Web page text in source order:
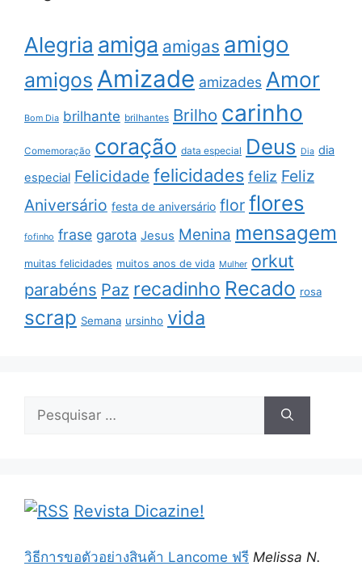
Alegria amiga amigas amigo
amigos Amizade amizades Amor
Bom Dia brilhante brilhantes Brilho carinho
Comemoração coração data especial Deus Dia dia
especial Felicidade felicidades feliz Feliz
Aniversário festa de aniversário flor flores
fofinho frase garota Jesus Menina mensagem
muitas felicidades muitos anos de vida Mulher orkut
parabéns Paz recadinho Recado rosa
scrap Semana ursinho vida
por:
Revista Dicazine!
วิธีการขอตัวอย่างสินค้า Lancome ฟรี Melissa N.